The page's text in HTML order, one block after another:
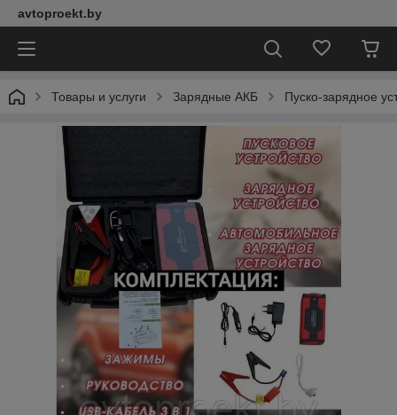
avtoproekt.by
Товары и услуги Зарядные АКБ Пуско-зарядное